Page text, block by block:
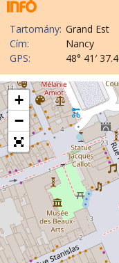
Tartomány: Grand Est
Cím:
Nancy
GPS:
48° 41′
+
−